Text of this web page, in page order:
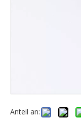
Anteil an: